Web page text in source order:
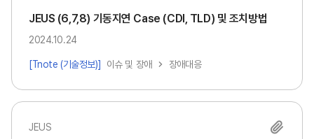
JEUS (6,7,8) 기동지연 Case (CDI, TLD) 및 조치방법
2024.10.24
[Tnote (기술정보)] 이슈 및 장애 장애대응
JEUS